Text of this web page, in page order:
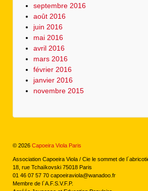
septembre 2016
août 2016
juin 2016
mai 2016
avril 2016
mars 2016
février 2016
janvier 2016
novembre 2015
© 2026 Capoeira Viola Paris
Association Capoeira Viola / Cie le sommet de
18, rue Tchaïkovski 75018 Paris
01 46 07 57 70 capoeiraviola@wanadoo.fr
Membre de l´A.F.S.V.F.P.